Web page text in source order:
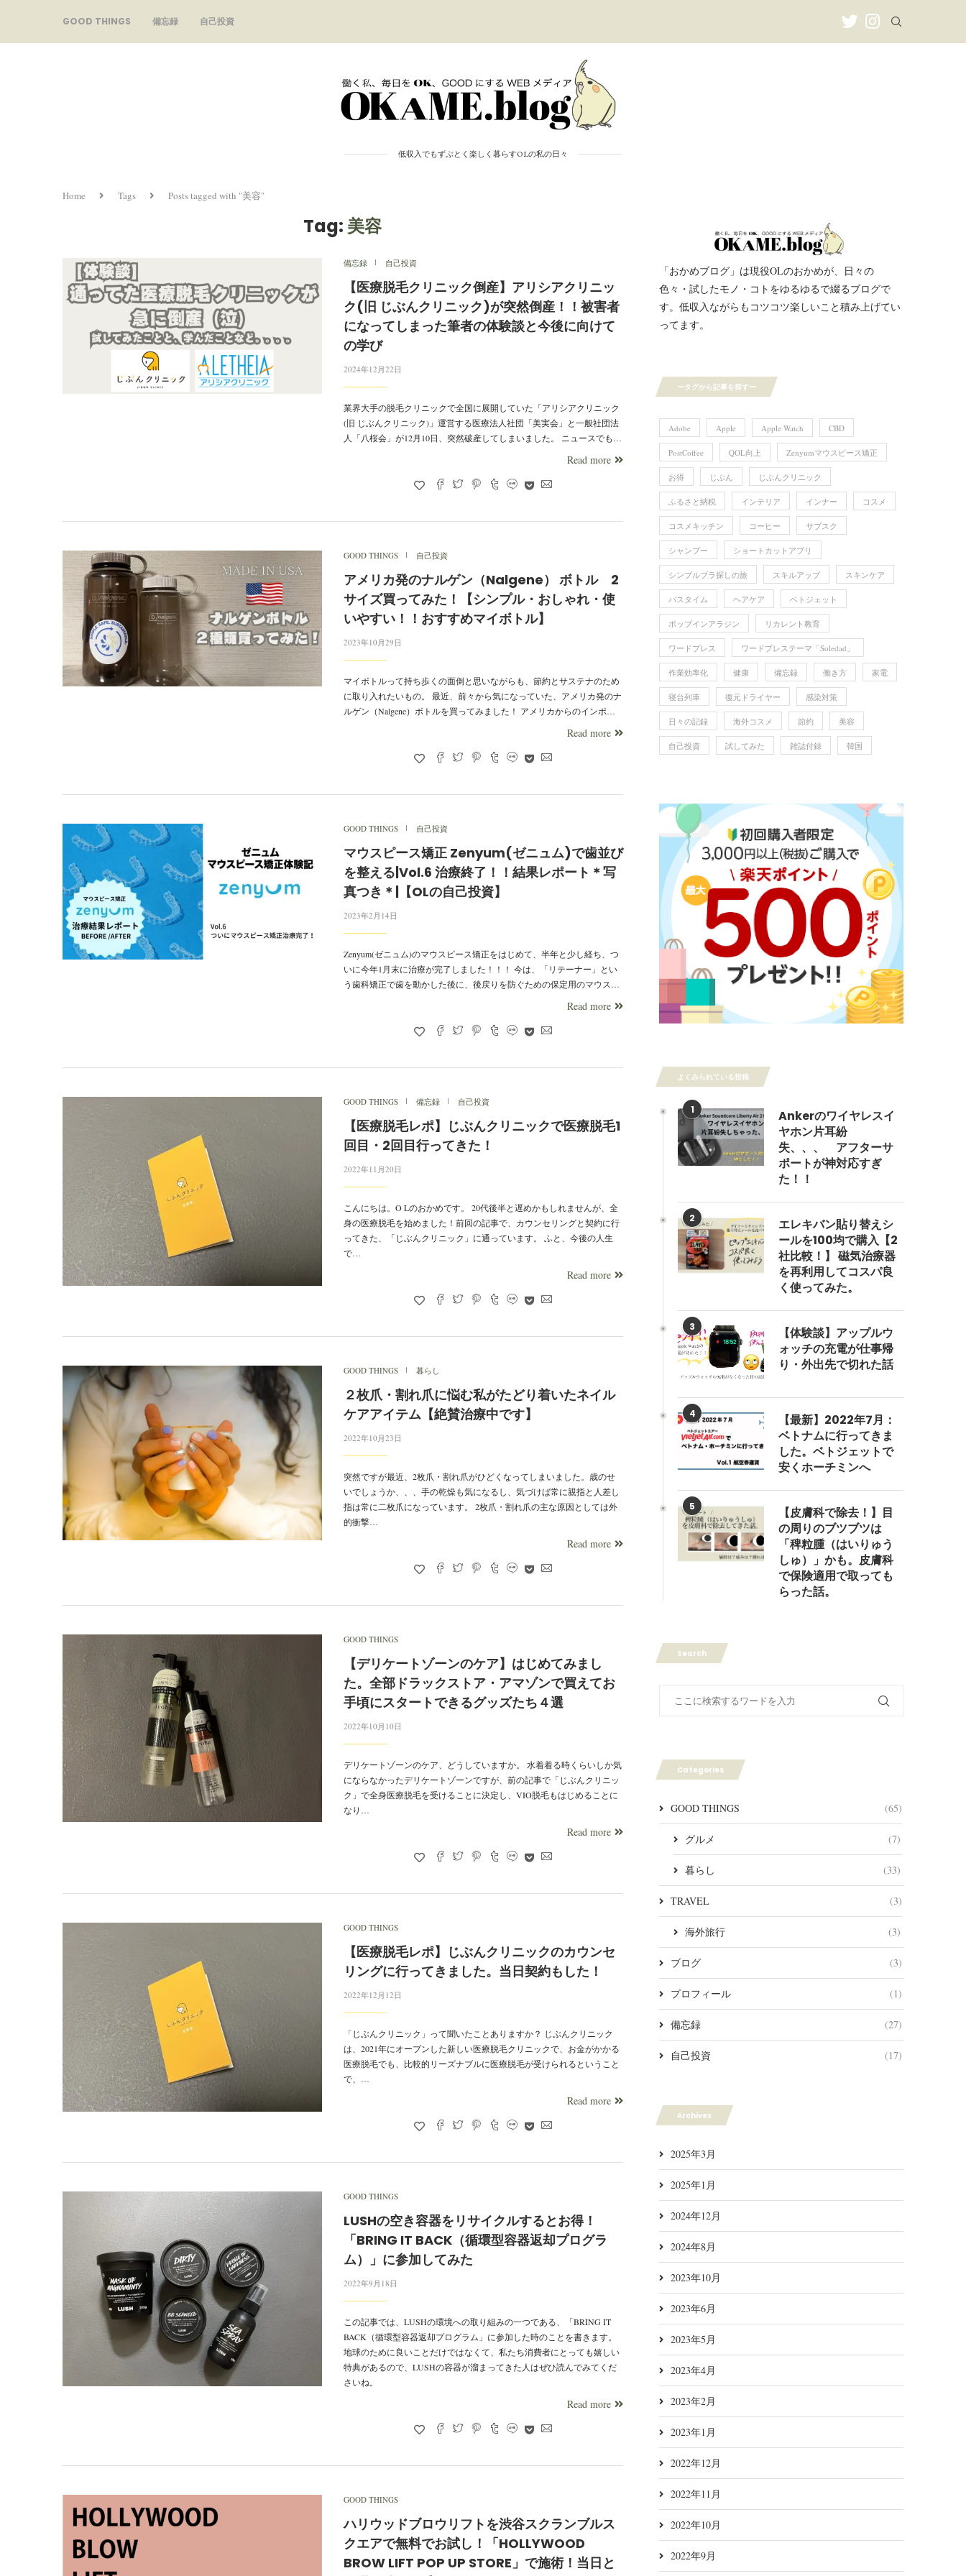
GOOD THINGS 備忘録 自己投資
低収入でもずぶとく楽しく暮らすOLの私の日々
Home Tags Posts tagged with "美容"
Tag:美容
備忘録 自己投資
【医療脱毛クリニック倒産】アリシアクリニッ
ク(旧 じぶんクリニック)が突然倒産！！被害者
になってしまった筆者の体験談と今後に向けて
の学び
2024年12月22日
業界大手の脱毛クリニックで全国に展開していた「アリシアクリニック
(旧 じぶんクリニック)」運営する医療法人社団「美実会」と一般社団法
人「八桜会」が12月10日、突然破産してしまいました。 ニュースでも…
Read more
GOOD THINGS 自己投資
アメリカ発のナルゲン（Nalgene） ボトル 2
サイズ買ってみた！【シンプル・おしゃれ・使
いやすい！！おすすめマイボトル】
2023年10月29日
マイボトルって持ち歩くの面倒と思いながらも、節約とサステナのため
に取り入れたいもの。 最近、前々から気になっていた、アメリカ発のナ
ルゲン（Nalgene）ボトルを買ってみました！ アメリカからのインポ…
Read more
GOOD THINGS 自己投資
マウスピース矯正 Zenyum(ゼニュム)で歯並び
を整える|Vol.6 治療終了！！結果レポート＊写
真つき＊|【OLの自己投資】
2023年2月14日
Zenyum(ゼニュム)のマウスピース矯正をはじめて、半年と少し経ち、つ
いに今年1月末に治療が完了しました！！！ 今は、「リテーナー」とい
う歯科矯正で歯を動かした後に、後戻りを防ぐための保定用のマウス…
Read more
GOOD THINGS 備忘録 自己投資
【医療脱毛レポ】じぶんクリニックで医療脱毛1
回目・2回目行ってきた！
2022年11月20日
こんにちは。O Lのおかめです。 20代後半と遅めかもしれませんが、全
身の医療脱毛を始めました！前回の記事で、カウンセリングと契約に行
ってきた、「じぶんクリニック」に通っています。 ふと、今後の人生
で…
Read more
GOOD THINGS 暮らし
２枚爪・割れ爪に悩む私がたどり着いたネイル
ケアアイテム【絶賛治療中です】
2022年10月23日
突然ですが最近、2枚爪・割れ爪がひどくなってしまいました。歳のせ
いでしょうか、、、手の乾燥も気になるし、気づけば常に親指と人差し
指は常に二枚爪になっています。 2枚爪・割れ爪の主な原因としては外
的衝撃…
Read more
GOOD THINGS
【デリケートゾーンのケア】はじめてみまし
た。全部ドラックストア・アマゾンで買えてお
手頃にスタートできるグッズたち４選
2022年10月10日
デリケートゾーンのケア、どうしていますか。 水着着る時くらいしか気
にならなかったデリケートゾーンですが、前の記事で「じぶんクリニッ
ク」で全身医療脱毛を受けることに決定し、VIO脱毛もはじめることに
なり…
Read more
GOOD THINGS
【医療脱毛レポ】じぶんクリニックのカウンセ
リングに行ってきました。当日契約もした！
2022年12月12日
「じぶんクリニック」って聞いたことありますか？ じぶんクリニック
は、2021年にオープンした新しい医療脱毛クリニックで、お金がかかる
医療脱毛でも、比較的リーズナブルに医療脱毛が受けられるということ
で、…
Read more
GOOD THINGS
LUSHの空き容器をリサイクルするとお得！
「BRING IT BACK（循環型容器返却プログラ
ム）」に参加してみた
2022年9月18日
この記事では、LUSHの環境への取り組みの一つである、「BRING IT
BACK（循環型容器返却プログラム」に参加した時のことを書きます。
地球のために良いことだけではなくて、私たち消費者にとっても嬉しい
特典があるので、LUSHの容器が溜まってきた人はぜひ読んでみてくだ
さいね。
Read more
GOOD THINGS
ハリウッドブロウリフトを渋谷スクランブルス
クエアで無料でお試し！「HOLLYWOOD
BROW LIFT POP UP STORE」で施術！当日と
「おかめブログ」は現役OLのおかめが、日々の
色々・試したモノ・コトをゆるゆるで綴るブログで
す。低収入ながらもコツコツ楽しいこと積み上げてい
ってます。
ータグから記事を探すー
Adobe Apple Apple Watch CBD
PostCoffee QOL向上 Zenyumマウスピース矯正
お得 じぶん じぶんクリニック
ふるさと納税 インテリア インナー コスメ
コスメキッチン コーヒー サブスク
シャンプー ショートカットアプリ
シンプルブラ探しの旅 スキルアップ スキンケア
バスタイム ヘアケア ベトジェット
ポップインアラジン リカレント教育
ワードプレス ワードプレステーマ「Soledad」
作業効率化 健康 備忘録 働き方 家電
寝台列車 復元ドライヤー 感染対策
日々の記録 海外コスメ 節約 美容
自己投資 試してみた 雑誌付録 韓国
よくみられている投稿
1
Ankerのワイヤレスイ
ヤホン片耳紛
失、、、 アフターサ
ポートが神対応すぎ
た！！
2
エレキバン貼り替えシ
ールを100均で購入【2
社比較！】 磁気治療器
を再利用してコスパ良
く使ってみた。
3
【体験談】アップルウ
ォッチの充電が仕事帰
り・外出先で切れた話
4
【最新】2022年7月：
ベトナムに行ってきま
した。ベトジェットで
安くホーチミンへ
5
【皮膚科で除去！】目
の周りのブツブツは
「稗粒腫（はいりゅう
しゅ）」かも。皮膚科
で保険適用で取っても
らった話。
Search
Categories
GOOD THINGS (65)
グルメ (7)
暮らし (33)
TRAVEL (3)
海外旅行 (3)
ブログ (3)
プロフィール (1)
備忘録 (27)
自己投資 (17)
Archives
2025年3月
2025年1月
2024年12月
2024年8月
2023年10月
2023年6月
2023年5月
2023年4月
2023年2月
2023年1月
2022年12月
2022年11月
2022年10月
2022年9月